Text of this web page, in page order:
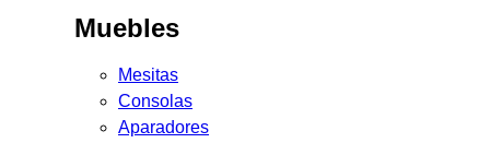
Muebles
Mesitas
Consolas
Aparadores